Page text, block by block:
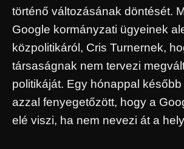
történő változásának döntését.
Google kormányzati ügyeinek
közpolitikáról, Cris Turnernek,
társaságnak nem tervezi
politikáját. Egy hónappal
azzal fenyegetőzött, hogy a
elé viszi, ha nem nevezi át a